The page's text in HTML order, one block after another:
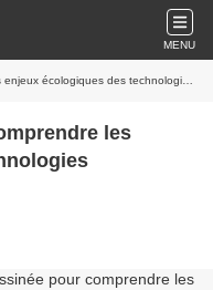
MENU
des technologies numériques (Eduscol)
les